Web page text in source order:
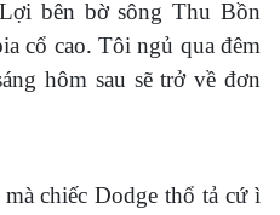
bên bờ sông Thu Bồn
cổ cao. Tôi ngủ qua đêm
hôm sau sẽ trở về đơn
mà chiếc Dodge thổ tả cứ ì